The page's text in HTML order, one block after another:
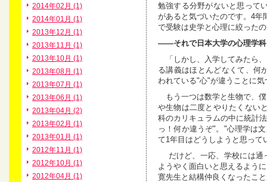
2014年02月 (1)
2014年01月 (1)
2013年12月 (1)
2013年11月 (1)
2013年10月 (1)
2013年08月 (1)
2013年07月 (1)
2013年06月 (1)
2013年04月 (2)
2013年02月 (1)
2013年01月 (1)
2012年11月 (1)
2012年10月 (1)
2012年04月 (1)
勉強する分野がないと思って
があると気づいたのです。4年
で受験は史学と心理に絞った
――それで日本大学の心理学科
「しかし、入学してみたら
る講義はほとんどなくて、何
われている"心"が違うことに
もう一つは数学と生物で、
や生物は二度とやりたくない
科のカリキュラムの中に統計
っ！何か違うぞ"。"心理学は
て1年目はどうしようと思って
だけど、一応、学校には通
ようやく面白いと思えるよう
寛先生と結構仲良くなったこ